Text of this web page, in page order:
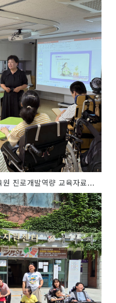
원 진로개발역량 교육자료...